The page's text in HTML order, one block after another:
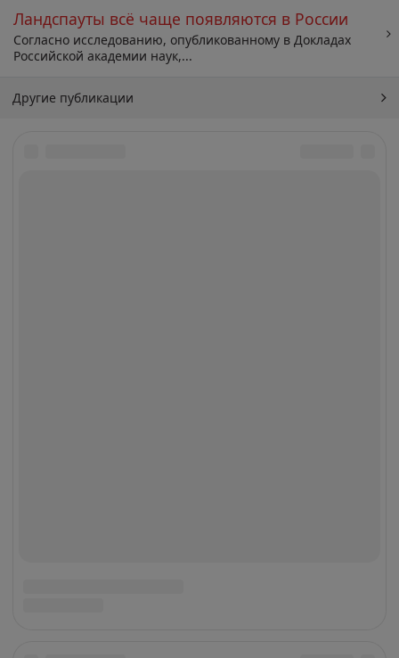
Ландспауты всё чаще появляются в России
Согласно исследованию, опубликованному в Докладах
Российской академии наук,...
Другие публикации